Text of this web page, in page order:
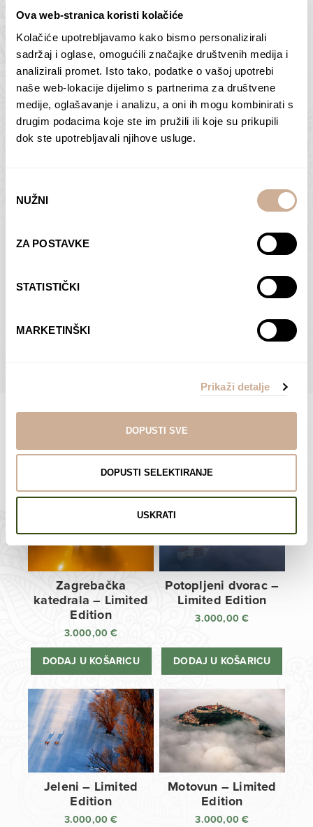
Ova web-stranica koristi kolačiće
Kolačiće upotrebljavamo kako bismo personalizirali
sadržaj i oglase, omogućili značajke društvenih medija i
analizirali promet. Isto tako, podatke o vašoj upotrebi
naše web-lokacije dijelimo s partnerima za društvene
medije, oglašavanje i analizu, a oni ih mogu kombinirati s
drugim podacima koje ste im pružili ili koje su prikupili
dok ste upotrebljavali njihove usluge.
pristanka
NUŽNI
ZA POSTAVKE
STATISTIČKI
MARKETINŠKI
Prikaži detalje
DOPUSTI SVE
DOPUSTI SELEKTIRANJE
USKRATI
Butan – ljudi 2
75,00€ – 138,00€Raspon
cijena:
od
75,00 €
138,00 €
ODABERI OPCIJE
Antarktika – krajolik
2
75,00€ – 138,00€Raspon
cijena:
od
ODABERI OPCIJE
Dolac
ODABERI OPCIJE
Moreškanti – sjena
€Raspon
od
75,00 €
do
138,00 €
ODABERI OPCIJE
POGLEDAJTE SVE PROIZVODE U OVOJ KATEGORIJI
Limited Edition Fotografije
Zagrebačka
katedrala – Limited
Edition
3.000,00€
DODAJ U KOŠARICU
Potopljeni dvorac –
Limited Edition
3.000,00€
DODAJ U KOŠARICU
Jeleni – Limited
Edition
3.000,00€
Motovun – Limited
Edition
3.000,00€